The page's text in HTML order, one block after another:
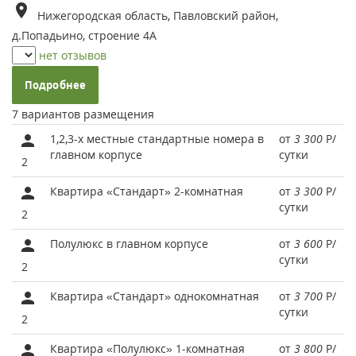
Нижегородская область, Павловский район,
д.Попадьино, строение 4А
нет отзывов
Подробнее
7 вариантов размещения
2
1,2,3-х местные стандартные номера в
главном корпусе
от 3 300 Р/
сутки
2
Квартира «Стандарт» 2-комнатная от 3 300 Р/
сутки
2
Полулюкс в главном корпусе от 3 600 Р/
сутки
2
Квартира «Стандарт» однокомнатная от 3 700 Р/
сутки
Квартира «Полулюкс» 1-комнатная от 3 800 Р/